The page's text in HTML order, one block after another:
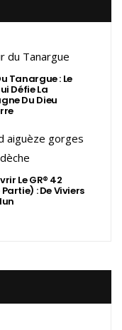
Tanargue : Le
Défie La
Du Dieu
Le GR® 42
: De Viviers